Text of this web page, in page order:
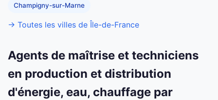
Champigny-sur-Marne
→ Toutes les villes de Île-de-France
Agents de maîtrise et techniciens
en production et distribution
d'énergie, eau, chauffage par